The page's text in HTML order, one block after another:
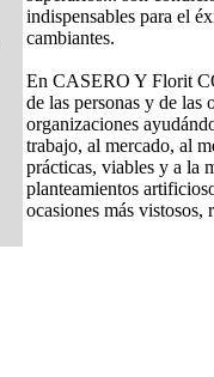
indispensables para el
cambiantes.
En CASERO Y Florit
de las personas y de las
organizaciones
trabajo, al mercado, al
prácticas, viables y a la
planteamientos
ocasiones más vistosos,